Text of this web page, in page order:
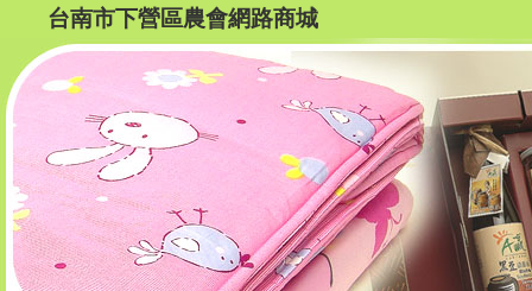
台南市下營區農會網路商城